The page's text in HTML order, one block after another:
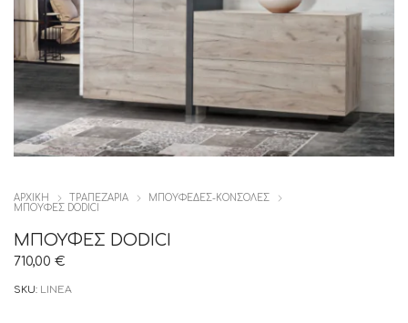
ΑΡΧΙΚΉ ΤΡΑΠΕΖΑΡΙΑ
ΜΠΟΥΦΕΔΕΣ-ΚΟΝΣΟΛΕΣ
ΜΠΟΥΦΕΣ DODICI
ΜΠΟΥΦΕΣ DODICI
710,00 €
SKU: LINEA